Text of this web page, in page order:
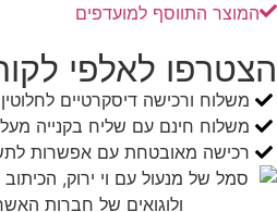
המוצר התווסף למועדפים
הצטרפו לאלפי
משלוח ורכישה דיסקרטיים לחלוטין
משלוח חינם עם שליח בקנייה מעל 199 ₪
רכישה מאובטחת עם אפשרות